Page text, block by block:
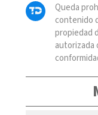
Queda
contenido
propiedad
autorizada